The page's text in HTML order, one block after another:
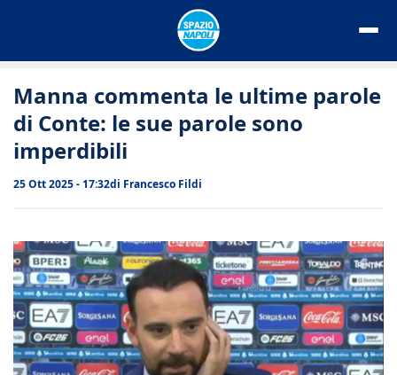
Manna commenta le ultime parole
di Conte: le sue parole sono
imperdibili
25 Ott 2025 - 17:32di Francesco Fildi